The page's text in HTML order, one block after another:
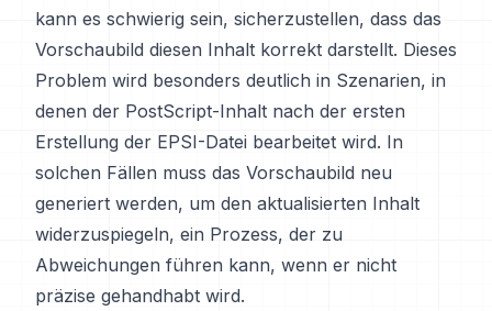
kann es schwierig sein, sicherzustellen, dass das
Vorschaubild diesen Inhalt korrekt darstellt. Dieses
Problem wird besonders deutlich in Szenarien, in
denen der PostScript-Inhalt nach der ersten
Erstellung der EPSI-Datei bearbeitet wird. In
solchen Fällen muss das Vorschaubild neu
generiert werden, um den aktualisierten Inhalt
widerzuspiegeln, ein Prozess, der zu
Abweichungen führen kann, wenn er nicht
präzise gehandhabt wird.